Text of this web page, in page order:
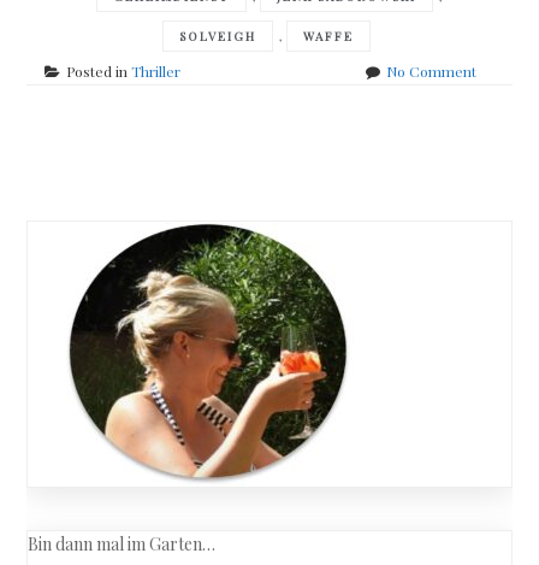
SOLVEIGH , WAFFE
Posted inThriller No Commenton
navigation
Bin dann mal im Garten…